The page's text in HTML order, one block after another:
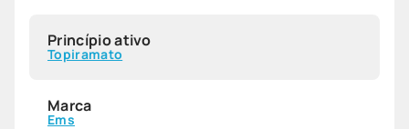
Princípio ativo
Topiramato
Marca
Ems